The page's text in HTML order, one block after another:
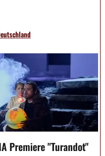
Premiere "Turandot"